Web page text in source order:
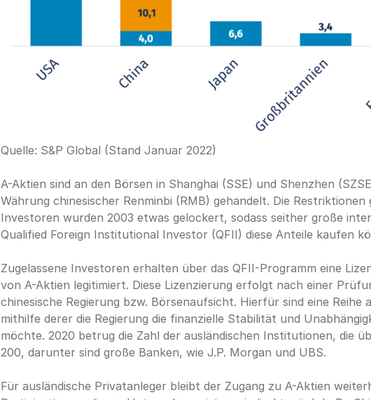
Quelle: S&P Global (Stand Januar 2022)
A-Aktien sind an den Börsen in Shanghai (SSE) und Shenzhen
Währung chinesischer Renminbi (RMB) gehandelt. Die Restriktionen
Investoren wurden 2003 etwas gelockert, sodass seither große
Qualified Foreign Institutional Investor (QFII) diese Anteile kaufen
Zugelassene Investoren erhalten über das QFII-Programm eine
von A-Aktien legitimiert. Diese Lizenzierung erfolgt nach einer
chinesische Regierung bzw. Börsenaufsicht. Hierfür sind eine
mithilfe derer die Regierung die finanzielle Stabilität und
möchte. 2020 betrug die Zahl der ausländischen Institutionen, die
200, darunter sind große Banken, wie J.P. Morgan und UBS.
Für ausländische Privatanleger bleibt der Zugang zu A-Aktien